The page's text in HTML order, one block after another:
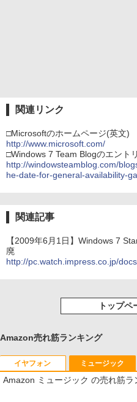
関連リンク
□Microsoftのホームページ(英文)
http://www.microsoft.com/
□Windows 7 Team Blogのエント
http://windowsteamblog.com/
he-date-for-general-availability-
関連記事
【2009年6月1日】Windows 7
廃
http://pc.watch.impress.co.jp/
トップペ
Amazon売れ筋ランキング
イヤフォン ミュージック
Amazon ミュージック の売れ筋ラ